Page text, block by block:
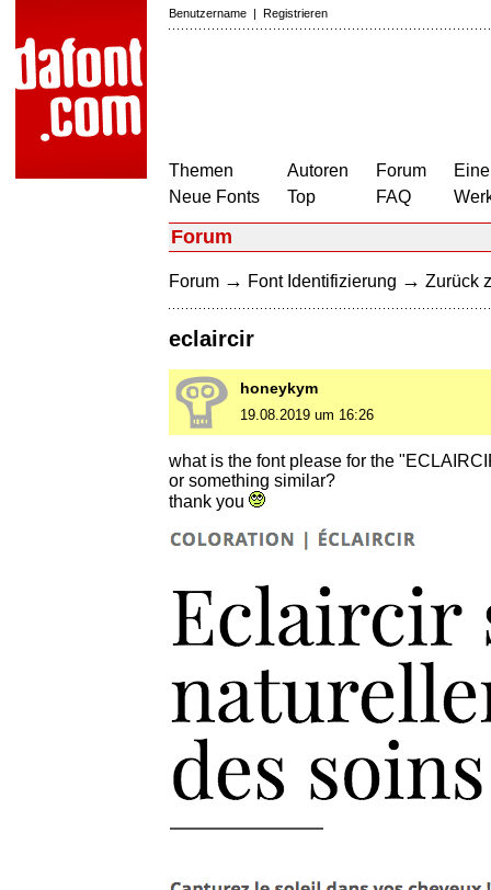
Benutzername | Registrieren
Themen
Neue Fonts
Autoren
Top
Forum
FAQ
Forum
Forum → Font Identifizierung → Zurück
eclaircir
honeykym
19.08.2019 um 16:26
what is the font please for the
or something similar?
thank you